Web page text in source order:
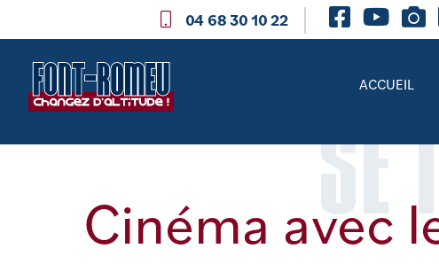
04 68 30 10 22
ACCUEIL
SE
Cinéma avec